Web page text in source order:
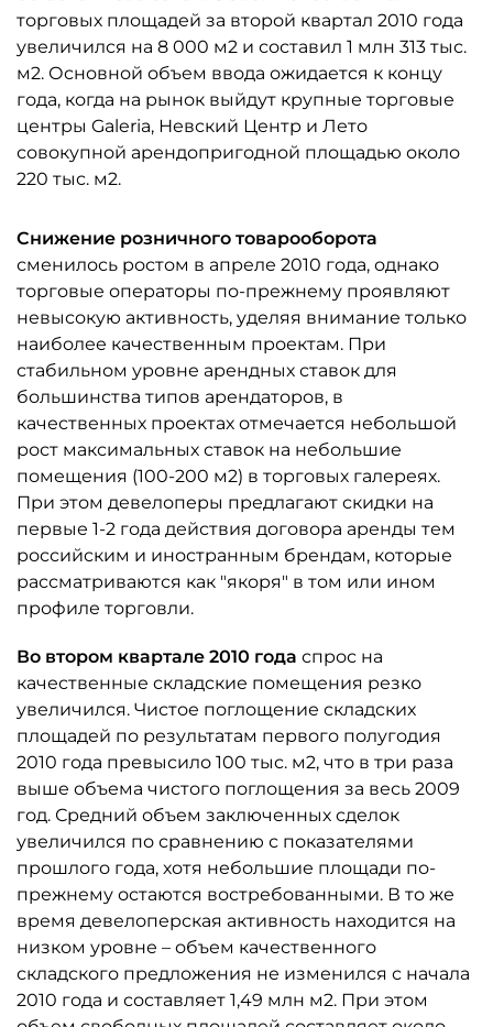
торговых площадей за второй квартал 2010 года
увеличился на 8 000 м2 и составил 1 млн 313 тыс.
м2. Основной объем ввода ожидается к концу
года, когда на рынок выйдут крупные торговые
центры Galeria, Невский Центр и Лето
совокупной арендопригодной площадью около
220 тыс. м2.
Снижение розничного товарооборота
сменилось ростом в апреле 2010 года, однако
торговые операторы по-прежнему проявляют
невысокую активность, уделяя внимание только
наиболее качественным проектам. При
стабильном уровне арендных ставок для
большинства типов арендаторов, в
качественных проектах отмечается небольшой
рост максимальных ставок на небольшие
помещения (100-200 м2) в торговых галереях.
При этом девелоперы предлагают скидки на
первые 1-2 года действия договора аренды тем
российским и иностранным брендам, которые
рассматриваются как "якоря" в том или ином
профиле торговли.
Во втором квартале 2010 года спрос на
качественные складские помещения резко
увеличился. Чистое поглощение складских
площадей по результатам первого полугодия
2010 года превысило 100 тыс. м2, что в три раза
выше объема чистого поглощения за весь 2009
год. Средний объем заключенных сделок
увеличился по сравнению с показателями
прошлого года, хотя небольшие площади по-
прежнему остаются востребованными. В то же
время девелоперская активность находится на
низком уровне – объем качественного
складского предложения не изменился с начала
2010 года и составляет 1,49 млн м2. При этом